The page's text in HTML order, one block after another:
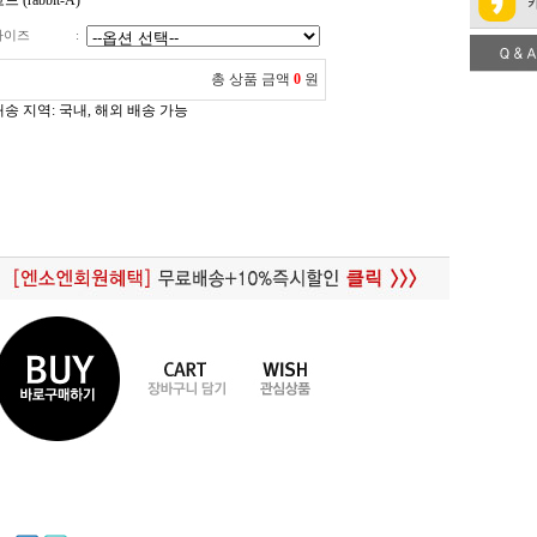
이즈 :
총 상품 금액 0 원
송 지역 : 국내, 해외 배송 가능